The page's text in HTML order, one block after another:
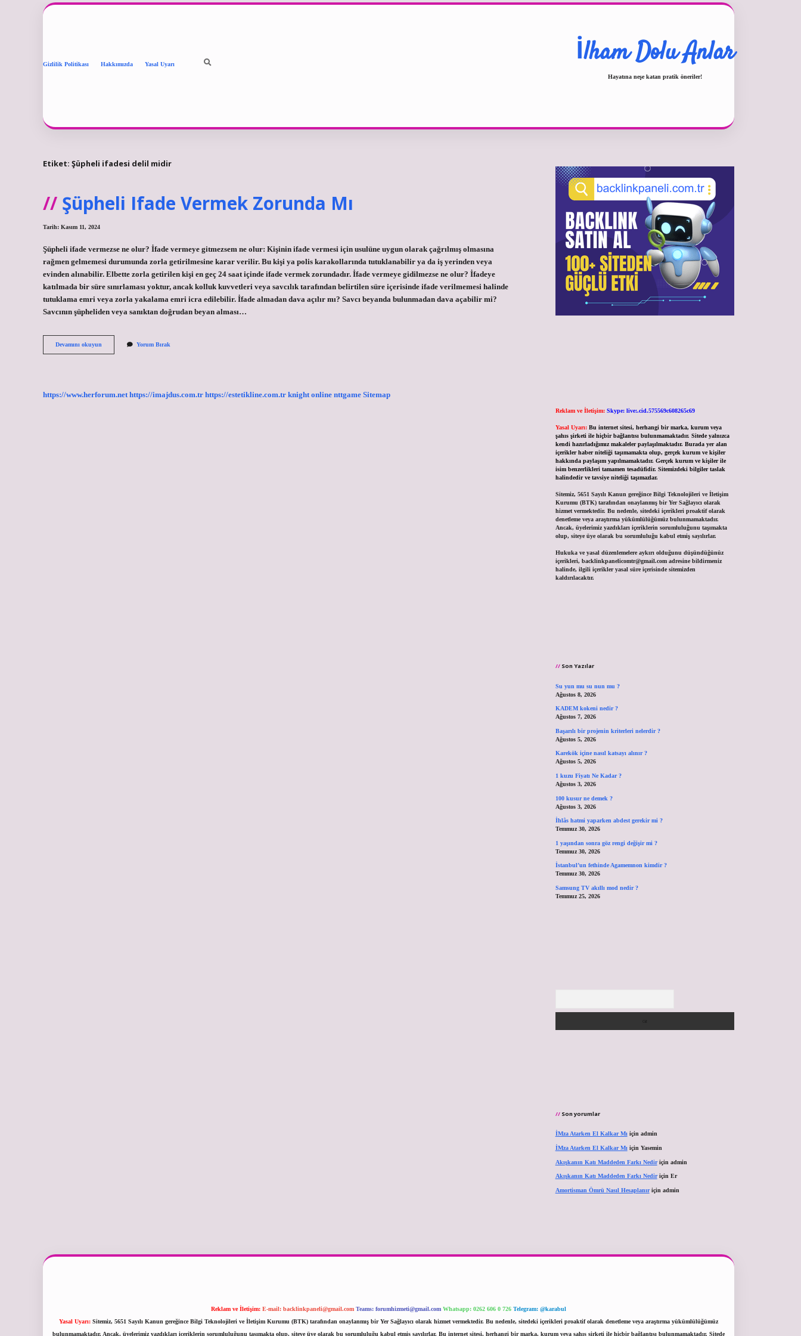
Gizlilik Politikası Hakkımızda Yasal Uyarı İlham Dolu Anlar
Hayatına neşe katan pratik öneriler!
Etiket: Şüpheli ifadesi delil midir
Şüpheli Ifade Vermek Zorunda Mı
Tarih: Kasım 11, 2024
Şüpheli ifade vermezse ne olur? İfade vermeye gitmezsem ne olur: Kişinin ifade vermesi için usulüne uygun olarak çağrılmış olmasına
rağmen gelmemesi durumunda zorla getirilmesine karar verilir. Bu kişi ya polis karakollarında tutuklanabilir ya da iş yerinden veya
evinden alınabilir. Elbette zorla getirilen kişi en geç 24 saat içinde ifade vermek zorundadır. İfade vermeye gidilmezse ne olur? İfadeye
katılmada bir süre sınırlaması yoktur, ancak kolluk kuvvetleri veya savcılık tarafından belirtilen süre içerisinde ifade verilmemesi halinde
tutuklama emri veya zorla yakalama emri icra edilebilir. İfade almadan dava açılır mı? Savcı beyanda bulunmadan dava açabilir mi?
Savcının şüpheliden veya sanıktan doğrudan beyan alması…
Devamını okuyun
Ifade
Yorum Bırak
https://www.herforum.net https://imajdus.com.tr https://estetikline.com.tr knight online nttgame Sitemap
Reklam ve İletişim: Skype: live:.cid.575569c608265c69
Yasal Uyarı: Bu internet sitesi, herhangi bir marka, kurum veya
şahıs şirketi ile hiçbir bağlantısı bulunmamaktadır. Sitede yalnızca
kendi hazırladığımız makaleler paylaşılmaktadır. Burada yer alan
içerikler haber niteliği taşımamakta olup, gerçek kurum ve kişiler
hakkında paylaşım yapılmamaktadır. Gerçek kurum ve kişiler ile
isim benzerlikleri tamamen tesadüfidir. Sitemizdeki bilgiler taslak
halindedir ve tavsiye niteliği taşımazlar.
Sitemiz, 5651 Sayılı Kanun gereğince Bilgi Teknolojileri ve İletişim
Kurumu (BTK) tarafından onaylanmış bir Yer Sağlayıcı olarak
hizmet vermektedir. Bu nedenle, sitedeki içerikleri proaktif olarak
denetleme veya araştırma yükümlülüğümüz bulunmamaktadır.
Ancak, üyelerimiz yazdıkları içeriklerin sorumluluğunu taşımakta
olup, siteye üye olarak bu sorumluluğu kabul etmiş sayılırlar.
Hukuka ve yasal düzenlemelere aykırı olduğunu düşündüğünüz
içerikleri, backlinkpanelicomtr@gmail.comadresine bildirmeniz
halinde, ilgili içerikler yasal süre içerisinde sitemizden
kaldırılacaktır.
Son Yazılar
Su yun mu su nun mu ?
Ağustos 8, 2026
KADEM kokeni nedir ?
Ağustos 7, 2026
Başarılı bir projenin kriterleri nelerdir ?
Ağustos 5, 2026
Karekök içine nasıl katsayı alınır ?
Ağustos 5, 2026
1 kuzu Fiyatı Ne Kadar ?
Ağustos 3, 2026
100 kusur ne demek ?
Ağustos 3, 2026
İhlâs hatmi yaparken abdest gerekir mi ?
Temmuz 30, 2026
1 yaşından sonra göz rengi değişir mi ?
Temmuz 30, 2026
İstanbul’un fethinde Agamemnon kimdir ?
Temmuz 30, 2026
Samsung TV akıllı mod nedir ?
Temmuz 25, 2026
Son yorumlar
İMza Atarken El Kalkar Mıiçin admin
İMza Atarken El Kalkar Mıiçin Yasemin
Akışkanın Katı Maddeden Farkı Nediriçin admin
Akışkanın Katı Maddeden Farkı Nediriçin Er
Amortisman Ömrü Nasıl Hesaplanıriçin admin
Reklam ve İletişim: E-mail: backlinkpaneli@gmail.com Teams: forumhizmeti@gmail.com Whatsapp: 0262 606 0 726 Telegram: @karabul
Yasal Uyarı: Sitemiz, 5651 Sayılı Kanun gereğince Bilgi Teknolojileri ve İletişim Kurumu (BTK) tarafından onaylanmış bir Yer Sağlayıcı olarak hizmet vermektedir. Bu nedenle, sitedeki içerikleri proaktif olarak denetleme veya araştırma yükümlülüğümüz
bulunmamaktadır. Ancak, üyelerimiz yazdıkları içeriklerin sorumluluğunu taşımakta olup, siteye üye olarak bu sorumluluğu kabul etmiş sayılırlar. Bu internet sitesi, herhangi bir marka, kurum veya şahıs şirketi ile hiçbir bağlantısı bulunmamaktadır. Sitede